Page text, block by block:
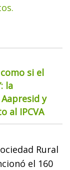
si el
la
y
al IPCVA
Rural
el 160